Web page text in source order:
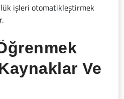
işleri otomatikleştirmek
Ve